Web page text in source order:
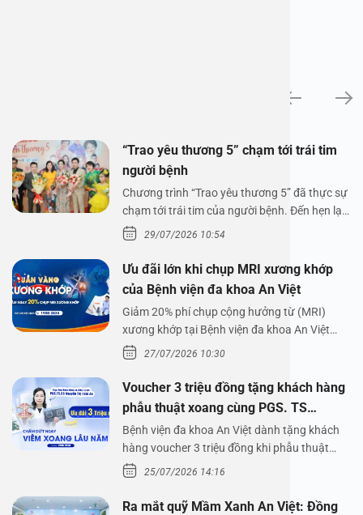
“Trao yêu thương 5” chạm tới trái tim
người bệnh
Chương trình “Trao yêu thương 5” đã thực sự
chạm tới trái tim của người bệnh. Đến hẹn lại
lên,…29/07/2026 10:54
Ưu đãi lớn khi chụp MRI xương khớp
của Bệnh viện đa khoa An Việt
Giảm 20% phí chụp cộng hưởng từ (MRI)
xương khớp tại Bệnh viện đa khoa An Việt
Bệnh viện đa…
27/07/2026 10:30
Voucher 3 triệu đồng tặng khách hàng
phẫu thuật xoang cùng PGS. TS
Nguyễn Thị Hoài An
Bệnh viện đa khoa An Việt dành tặng khách
hàng voucher 3 triệu đồng khi phẫu thuật
xoang cùng PGS.…
25/07/2026 14:16
Ra mắt quỹ Mầm Xanh An Việt: Đồng